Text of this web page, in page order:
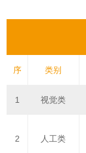
序 类别
1 视觉类
2 人工类